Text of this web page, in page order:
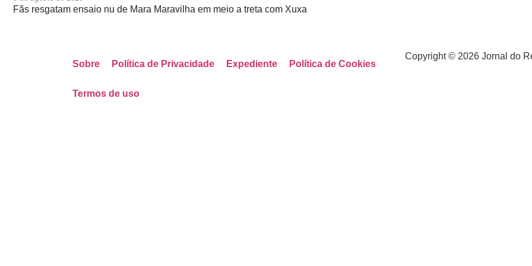
Fãs resgatam ensaio nu de Mara Maravilha em meio a treta com Xuxa
Sobre Política de Privacidade Expediente Política de Cookies
Termos de uso
Copyright © 2026 Jornal do